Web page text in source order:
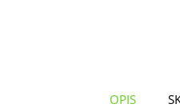
OPIS